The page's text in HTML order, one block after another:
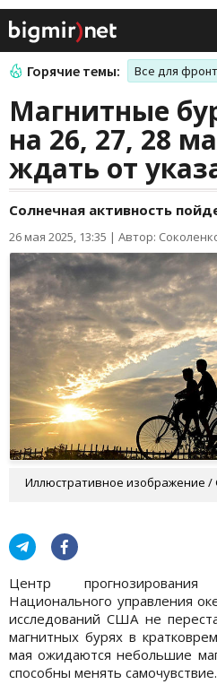
Горячие темы: Все для
Магнитные
на 26, 27, 28
ждать от
Солнечная активность
26 мая 2025, 13:35 | Автор:
Иллюстративное изображение /
Центр
Национального управления
исследований США не
магнитных бурях в
мая ожидаются небольшие
способны менять самочувствие.